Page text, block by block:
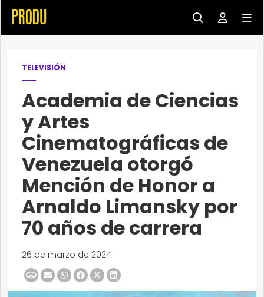
TELEVISIÓN
Academia de Ciencias
y Artes
Cinematográficas de
Venezuela otorgó
Mención de Honor a
Arnaldo Limansky por
70 años de carrera
26 de marzo de 2024